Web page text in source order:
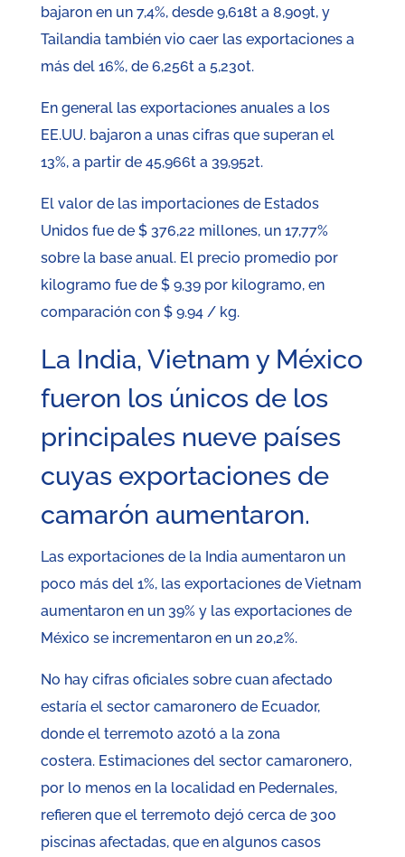
bajaron en un 7,4%, desde 9,618t a 8,909t, y
Tailandia también vio caer las exportaciones a
más del 16%, de 6,256t a 5,230t.
En general las exportaciones anuales a los
EE.UU. bajaron a unas cifras que superan el
13%, a partir de 45,966t a 39,952t.
El valor de las importaciones de Estados
Unidos fue de $ 376,22 millones, un 17,77%
sobre la base anual. El precio promedio por
kilogramo fue de $ 9,39 por kilogramo, en
comparación con $ 9.94 / kg.
La India, Vietnam y México
fueron los únicos de los
principales nueve países
cuyas exportaciones de
camarón aumentaron.
Las exportaciones de la India aumentaron un
poco más del 1%, las exportaciones de Vietnam
aumentaron en un 39% y las exportaciones de
México se incrementaron en un 20,2%.
No hay cifras oficiales sobre cuan afectado
estaría el sector camaronero de Ecuador,
donde el terremoto azotó a la zona
costera. Estimaciones del sector camaronero,
por lo menos en la localidad en Pedernales,
refieren que el terremoto dejó cerca de 300
piscinas afectadas, que en algunos casos